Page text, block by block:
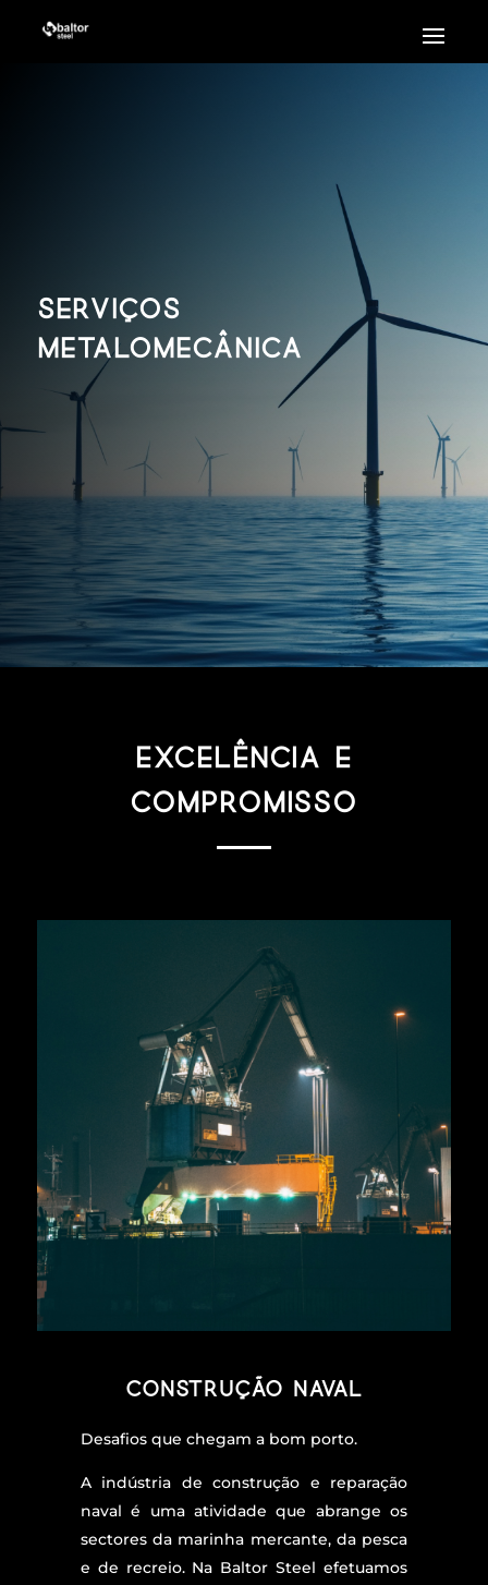
Serviços
Metalomecânica
EXCELÊNCIA E
COMPROMISSO
Construção Naval
Desafios que chegam a bom porto.
A indústria de construção e reparação
naval é uma atividade que abrange os
sectores da marinha mercante, da pesca
e de recreio. Na Baltor Steel efetuamos